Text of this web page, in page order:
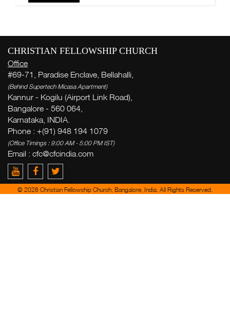
CHRISTIAN FELLOWSHIP CHURCH
Office
#69-71, Paradise Enclave, Bellahalli,
(Behind Supertech Micasa Apartment)
Kannur - Kogilu (Airport Link Road),
Bangalore - 560 064,
Karnataka, INDIA.
Phone : +(91) 948 194 1079
(Office Timings : 9:00 AM - 5:00 PM IST)
Email : cfc@cfcindia.com
© 2026 Christian Fellowship Church, Bangalore, India. All Rights Reserved.